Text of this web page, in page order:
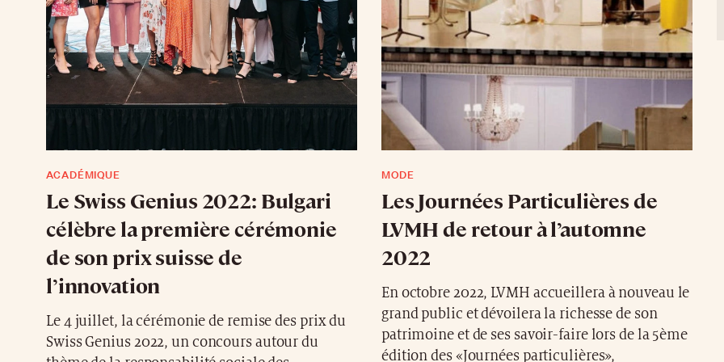
ACADÉMIQUE
Le Swiss Genius 2022: Bulgari
célèbre la première cérémonie
de son prix suisse de
l’innovation
Le 4 juillet, la cérémonie de remise des prix du
Swiss Genius 2022, un concours autour du
MODE
Les Journées Particulières de
LVMH de retour à l’automne
2022
En octobre 2022, LVMH accueillera à nouveau le
grand public et dévoilera la richesse de son
patrimoine et de ses savoir-faire lors de la 5ème
édition des «Journées particulières»,